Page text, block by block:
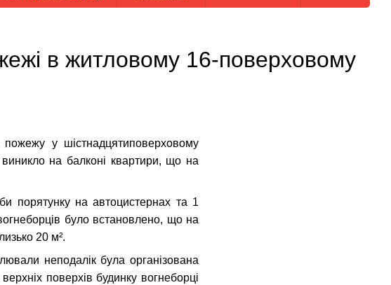
в житловому 16-поверховому
у шістнадцятиповерховому
на балконі квартири, що на
порятунку на автоцистернах та 1
було встановлено, що на
20 м².
неподалік була організована
поверхів будинку вогнеборці